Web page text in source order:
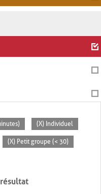
(X) Individuel
(X) Petit groupe (< 30)